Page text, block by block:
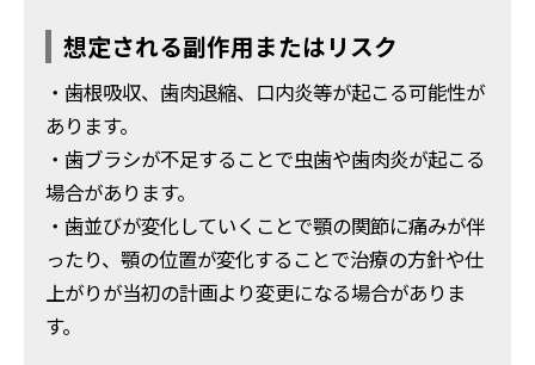
想定される副作用またはリスク
・歯根吸収、歯肉退縮、口内炎等が起こる可能性が
あります。
・歯ブラシが不足することで虫歯や歯肉炎が起こる
場合があります。
・歯並びが変化していくことで顎の関節に痛みが伴
ったり、顎の位置が変化することで治療の方針や仕
上がりが当初の計画より変更になる場合がありま
す。